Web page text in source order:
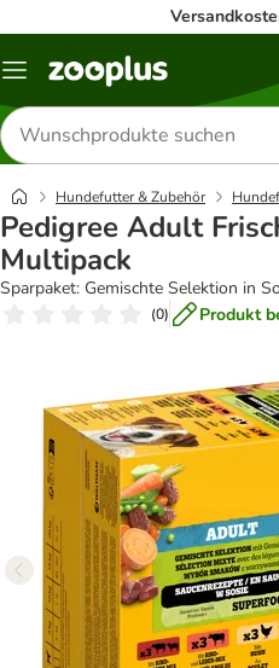
Menü
Produkte
suchen
Hundefutter & Zubehör
Pedigree Adult
Multipack
Sparpaket: Gemischte Selektion in
(0) Produkt